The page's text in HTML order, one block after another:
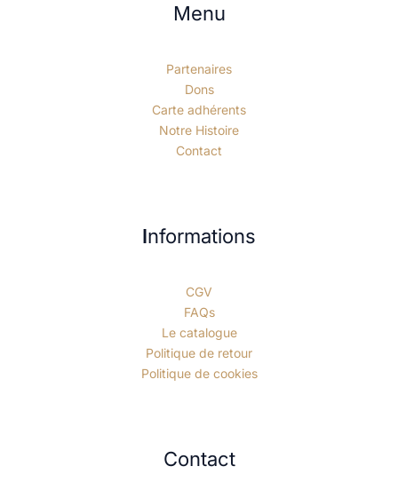
Menu
Partenaires
Dons
Carte adhérents
Notre Histoire
Contact
Informations
CGV
FAQs
Le catalogue
Politique de retour
Politique de cookies
Contact